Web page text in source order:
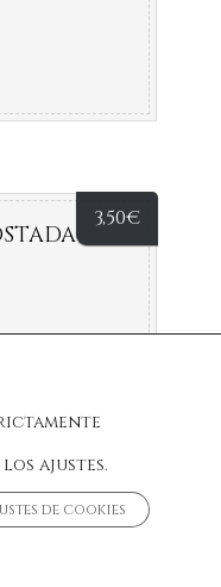
3,50€
ajustes.
de cookies